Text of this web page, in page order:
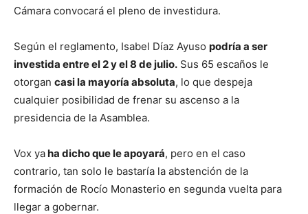
Cámara convocará el pleno de investidura.
Según el reglamento, Isabel Díaz Ayuso podría a ser
investida entre el 2 y el 8 de julio. Sus 65 escaños le
otorgan casi la mayoría absoluta, lo que despeja
cualquier posibilidad de frenar su ascenso a la
presidencia de la Asamblea.
Vox yaha dicho que le apoyará, pero en el caso
contrario, tan solo le bastaría la abstención de la
formación de Rocío Monasterio en segunda vuelta para
llegar a gobernar.